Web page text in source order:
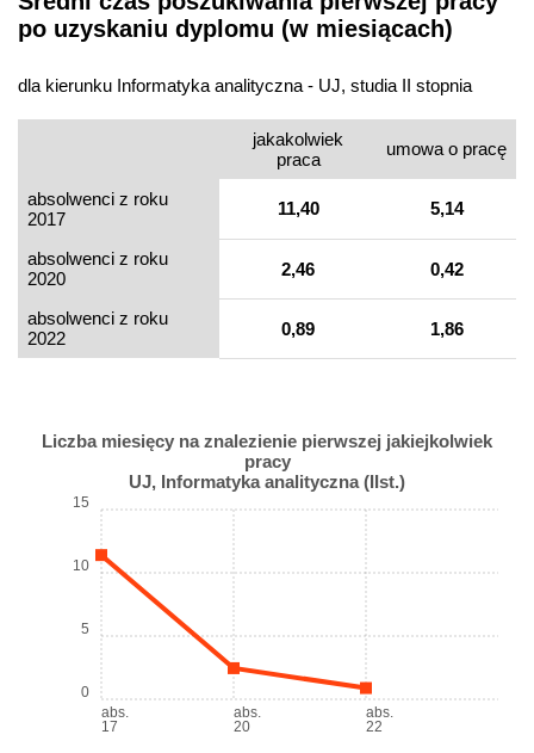
po uzyskaniu dyplomu (w miesiącach)
dla kierunku Informatyka analityczna - UJ, studia II stopnia
jakakolwiek
praca
umowa o pracę
absolwenci z roku
2017
11,40 5,14
absolwenci z roku
2020
2,46 0,42
absolwenci z roku
2022
0,89 1,86
Liczba miesięcy na znalezienie pierwszej jakiejkolwiek
pracy
UJ, Informatyka analityczna (IIst.)
abs.
17
abs.
20
abs.
22
0
5
10
15